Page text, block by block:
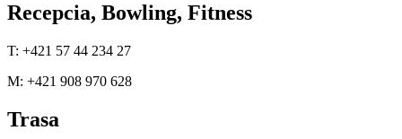
Recepcia, Bowling, Fitness
T: +421 57 44 234 27
M: +421 908 970 628
Trasa